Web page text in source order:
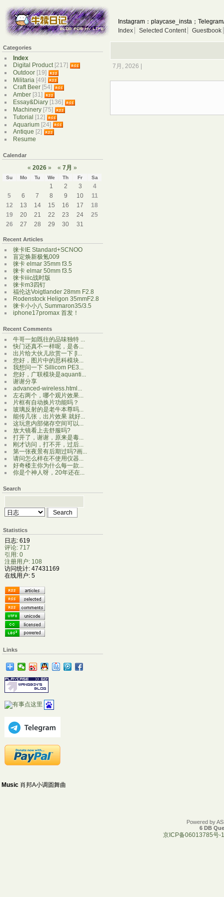
Instagram：playcase_insta；
Index
Selected Content Guestbook
7月, 2026 |
Categories
Index
Digital Product[217]
Outdoor [19]
Militaria [49]
Craft Beer [54]
Amber [31]
Essay&Diary [136]
Machinery [75]
Tutorial [12]
Aquarium [24]
Antique [2]
Resume
Calendar
« 2026 » « 7月 »
Su Mo Tu We Th Fr Sa
1 2 3
4
5
6 7 8 9 10
11
12
13 14 15 16 17
18
19
20 21 22 23 24
25
26
27 28 29 30 31
Recent Articles
徕卡IE Standard+SCNOO
盲定焕新极氪009
徕卡 elmar 35mm f3.5
徕卡 elmar 50mm f3.5
徕卡iiic战时版
徕卡m3四钉
福伦达Voigtlander 28mm F2.8
Rodenstock Heligon 35mmF2.8
徕卡小小八 Summaron35/3.5
iphone17promax 首发！
Recent Comments
牛哥一如既往的品味独特 ...
快门还真不一样呢，是各...
出片给大伙儿欣赏一下 [l...
您好，图片中的思科模块...
我想问一下 Sillicom PE3...
您好，广联模块是aquanti...
谢谢分享
advanced-wireless.html...
左右两个，哪个观片效果...
片框有自动换片功能吗？
玻璃反射的是老牛本尊吗...
能传几张，出片效果 就好...
这玩意内部储存空间可以...
放大镜看上去舒服吗?
打开了，谢谢，原来是毒...
刚才访问，打不开，过后...
第一张夜景有后期过吗?画...
请问怎么样在不使用仪器...
好奇楼主你为什么每一款...
你是个神人呀，20年还在...
Search
Statistics
日志: 619
评论: 717
引用: 0
注册用户: 108
访问统计: 47431169
在线用户: 5
Links
Music 肖邦A小调圆舞曲
Powered by
6 DB
京ICP备06013785号-1